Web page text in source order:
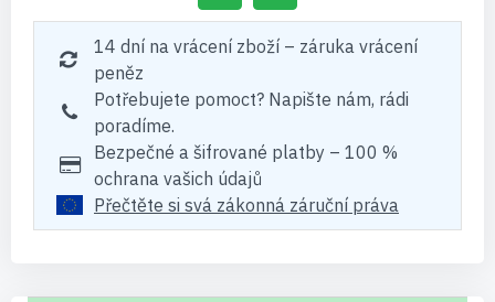
14 dní na vrácení zboží – záruka vrácení
peněz
Potřebujete pomoct? Napište nám, rádi
poradíme.
Bezpečné a šifrované platby – 100 %
ochrana vašich údajů
Přečtěte si svá zákonná záruční práva